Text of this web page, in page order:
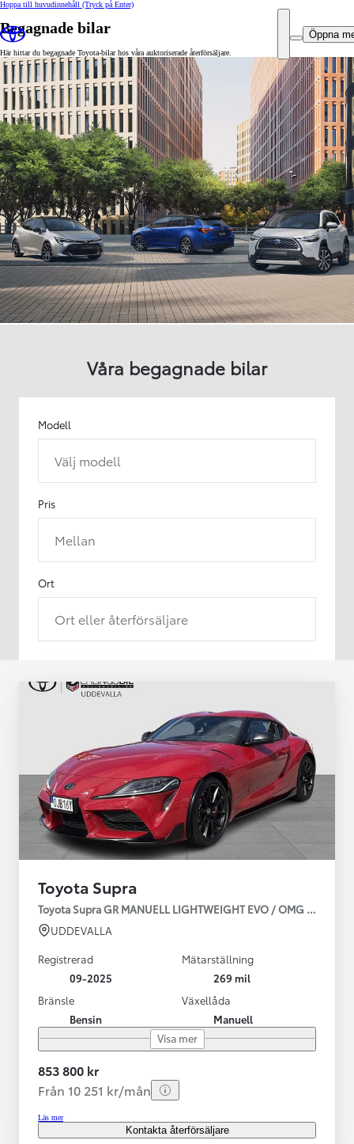
Hoppa till huvudinnehåll (Tryck på Enter)
Öppna
Begagnade bilar
Här hittar du begagnade Toyota-bilar hos våra auktoriserade återförsäljare.
Våra begagnade bilar
Modell
Välj modell
Pris
Mellan
Ort
Ort eller återförsäljare
Toyota Supra
Toyota Supra GR MANUELL LIGHTWEIGHT EVO / OMG LEV!
UDDEVALLA
Registrerad
09-2025
Mätarställning
269 mil
Bränsle
Bensin
Växellåda
Manuell
Visa mer
853 800 kr
Från 10 251 kr/mån
Läs mer
Kontakta återförsäljare